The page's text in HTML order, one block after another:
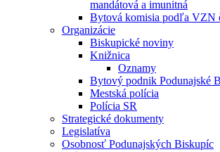
mandátová a imunitná
Bytová komisia podľa VZN
Organizácie
Biskupické noviny
Knižnica
Oznamy
Bytový podnik Podunajské
Mestská polícia
Polícia SR
Strategické dokumenty
Legislatíva
Osobnosť Podunajských Biskupíc